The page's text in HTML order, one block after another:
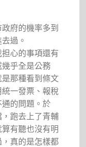
府的機率多到
過。
心的事項還有
乎全是公務
那種看到條文
一發票、報稅
的問題。於
跑去上了青輔
有聽也沒有明
真的是怎樣都